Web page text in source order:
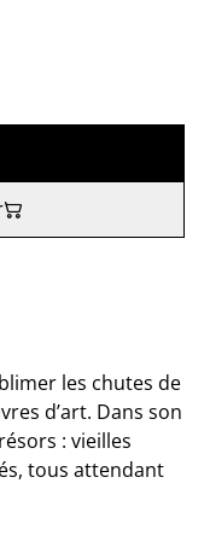
les chutes de
d’art. Dans son
: vieilles
tous attendant